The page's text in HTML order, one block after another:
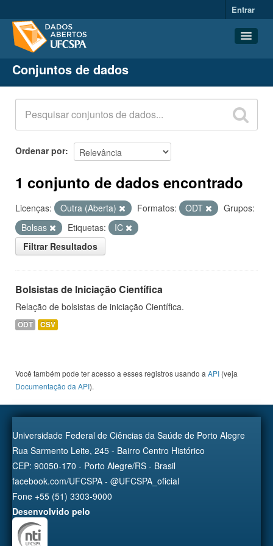
Entrar
Conjuntos de dados
Organizações
Grupos
Sobre
Conjuntos de dados
Ordenar por
1 conjunto de dados encontrado
Licenças: Outra (Aberta) Formatos: ODT
Grupos:
Bolsas
Etiquetas:
IC
Filtrar Resultados
Bolsistas de Iniciação Científica
Relação de bolsistas de iniciação Científica.
ODT CSV
Você também pode ter acesso a esses registros usando a API (veja
Documentação da API).
Universidade Federal de Ciências da Saúde de Porto Alegre
Rua Sarmento Leite, 245 - Bairro Centro Histórico
CEP: 90050-170 - Porto Alegre/RS - Brasil
facebook.com/UFCSPA - @UFCSPA_oficial
Fone +55 (51) 3303-9000
Desenvolvido pelo